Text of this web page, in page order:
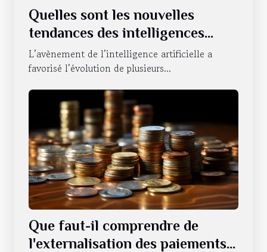
Quelles sont les nouvelles
tendances des intelligences
artificielles sur le statut du
NVIDIA ?
L’avènement de l’intelligence artificielle a
favorisé l’évolution de plusieurs...
Que faut-il comprendre de
l'externalisation des paiements